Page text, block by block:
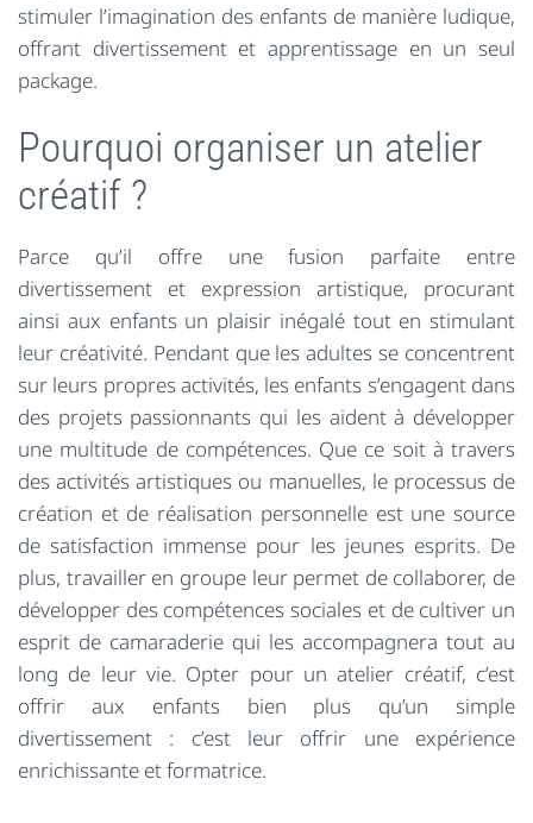
stimuler l’imagination des enfants de manière ludique,
offrant divertissement et apprentissage en un seul
package.
Pourquoi organiser un atelier
créatif ?
Parce qu’il offre une fusion parfaite entre
divertissement et expression artistique, procurant
ainsi aux enfants un plaisir inégalé tout en stimulant
leur créativité. Pendant que les adultes se concentrent
sur leurs propres activités, les enfants s’engagent dans
des projets passionnants qui les aident à développer
une multitude de compétences. Que ce soit à travers
des activités artistiques ou manuelles, le processus de
création et de réalisation personnelle est une source
de satisfaction immense pour les jeunes esprits. De
plus, travailler en groupe leur permet de collaborer, de
développer des compétences sociales et de cultiver un
esprit de camaraderie qui les accompagnera tout au
long de leur vie. Opter pour un atelier créatif, c’est
offrir aux enfants bien plus qu’un simple
divertissement : c’est leur offrir une expérience
enrichissante et formatrice.